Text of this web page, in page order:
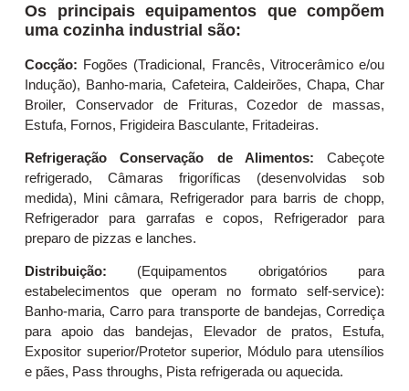
Os principais equipamentos que compõem
uma cozinha industrial são:
Cocção: Fogões (Tradicional, Francês, Vitrocerâmico e/ou
Indução), Banho-maria, Cafeteira, Caldeirões, Chapa, Char
Broiler, Conservador de Frituras, Cozedor de massas,
Estufa, Fornos, Frigideira Basculante, Fritadeiras.
Refrigeração Conservação de Alimentos: Cabeçote
refrigerado, Câmaras frigoríficas (desenvolvidas sob
medida), Mini câmara, Refrigerador para barris de chopp,
Refrigerador para garrafas e copos, Refrigerador para
preparo de pizzas e lanches.
Distribuição: (Equipamentos obrigatórios para
estabelecimentos que operam no formato self-service):
Banho-maria, Carro para transporte de bandejas, Corrediça
para apoio das bandejas, Elevador de pratos, Estufa,
Expositor superior/Protetor superior, Módulo para utensílios
e pães, Pass throughs, Pista refrigerada ou aquecida.